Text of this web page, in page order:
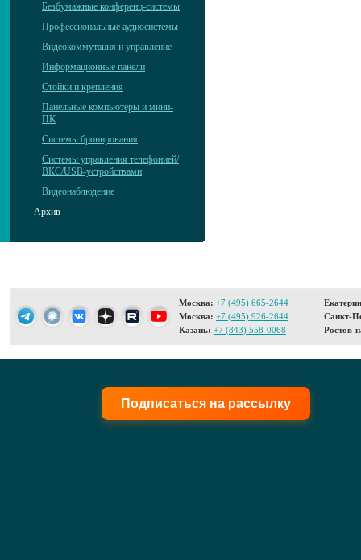
Безбумажные конференц-системы
Профессиональные аудиосистемы
Видеокоммутация и управление
Информационные панели
Стойки и крепления
Панельные компьютеры и мини-
ПК
Системы бронирования
Системы управления телефонией/
ВКС/USB-устройствами
Видеонаблюдение
Архив
Москва: +7 (495) 665-2644
Москва: +7 (495) 926-2644
Казань: +7 (843) 558-0068
Санкт-
Ростов-
Подписаться на рассылку